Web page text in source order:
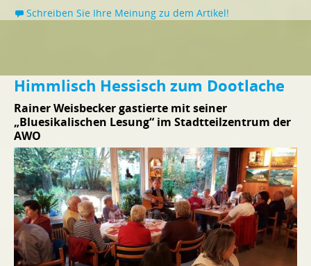
Schreiben Sie Ihre Meinung zu dem Artikel!
Himmlisch Hessisch zum Dootlache
Rainer Weisbecker gastierte mit seiner
„Bluesikalischen Lesung“ im Stadtteilzentrum der
AWO